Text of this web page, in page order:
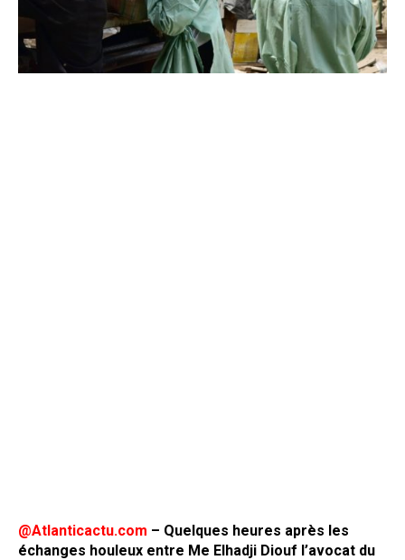
@Atlanticactu.com – Quelques heures après les
échanges houleux entre Me Elhadji Diouf l’avocat du